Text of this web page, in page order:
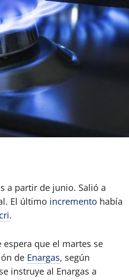
a partir de junio. Salió a
El último incremento había
.
que el martes se
de Enargas, según
instruye al Enargas a